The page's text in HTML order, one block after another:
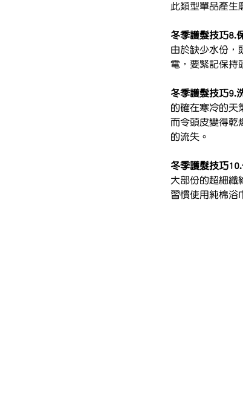
此類型單品產生
冬季護髮技巧8.
由於缺少水份，
電，要緊記保持
冬季護髮技巧9.
的確在寒冷的天
而令頭皮變得乾
的流失。
冬季護髮技巧
大部份的超細纖
習慣使用純棉浴